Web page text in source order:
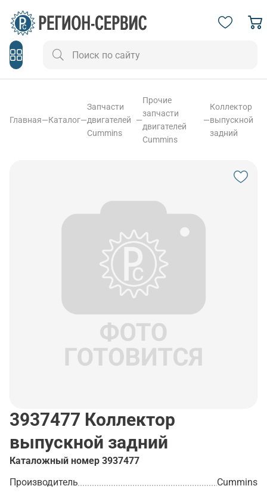
Главная—Каталог—
Запчасти
двигателей
Cummins
—
Прочие
запчасти
двигателей
Cummins
—
Коллектор
выпускной
задний
3937477 Коллектор
выпускной задний
Каталожный номер 3937477
Производитель
Cummins